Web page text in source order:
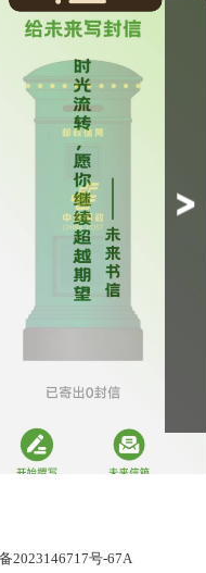
2023146717号-67A